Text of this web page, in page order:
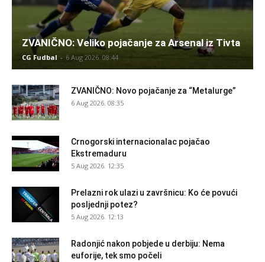
ZVANIČNO: Veliko pojačanje za Arsenal iz Tivta
CG Fudbal - 6 Aug 2026. 08:44
ZVANIČNO: Novo pojačanje za “Metalurge”
6 Aug 2026. 08:35
Crnogorski internacionalac pojačao
Ekstremaduru
5 Aug 2026. 12:35
Prelazni rok ulazi u završnicu: Ko će povući
posljednji potez?
5 Aug 2026. 12:13
Radonjić nakon pobjede u derbiju: Nema
euforije, tek smo počeli